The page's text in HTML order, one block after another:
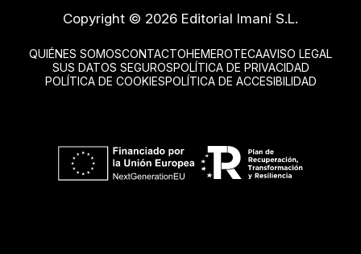
Copyright © 2026 Editorial Imaní S.L.
QUIÉNES SOMOSCONTACTOHEMEROTECAAVISO LEGAL
SUS DATOS SEGUROSPOLÍTICA DE PRIVACIDAD
POLÍTICA DE COOKIESPOLÍTICA DE ACCESIBILIDAD